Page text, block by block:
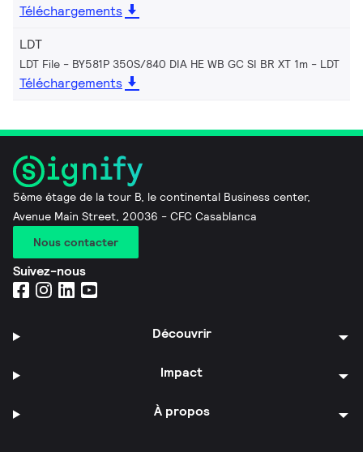
Téléchargements
LDT
LDT File - BY581P 350S/840 DIA HE WB GC SI BR XT 1m LDT
Téléchargements
5ème étage de la tour B, le continental Business center,
Avenue Main Street, 20036 - CFC Casablanca
Nous contacter
Suivez-nous
Découvrir
Impact
À propos